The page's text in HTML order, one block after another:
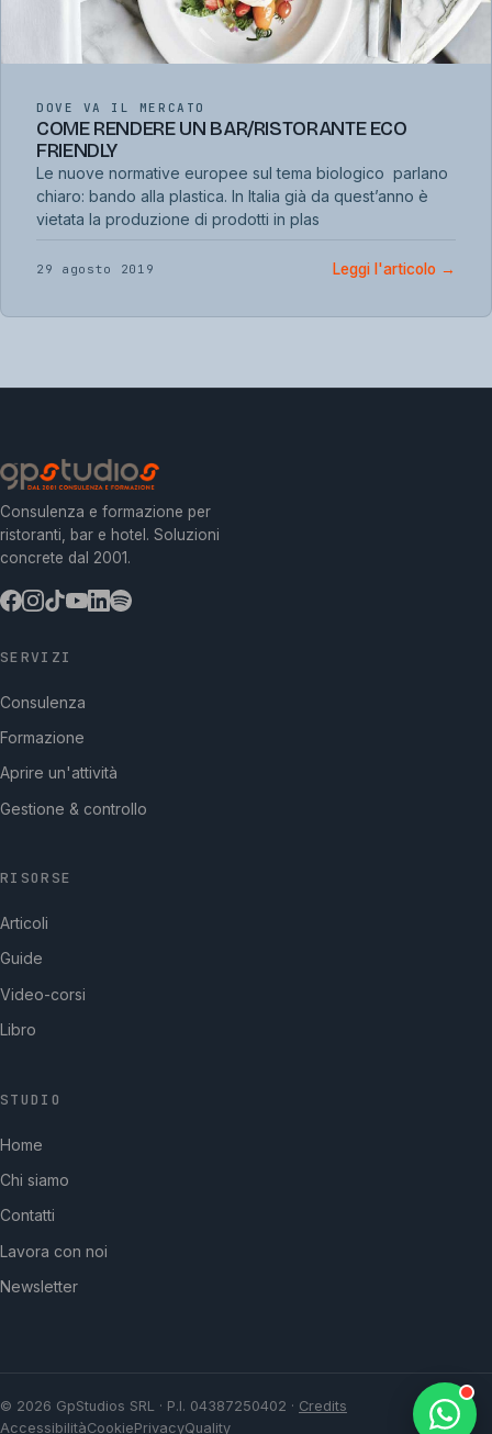
DOVE VA IL MERCATO
COME RENDERE UN BAR/RISTORANTE ECO
FRIENDLY
Le nuove normative europee sul tema biologico parlano
chiaro: bando alla plastica. In Italia già da quest’anno è
vietata la produzione di prodotti in plas
29 agosto 2019 Leggi l'articolo →
Consulenza e formazione per
ristoranti, bar e hotel. Soluzioni
concrete dal 2001.
SERVIZI
Consulenza
Formazione
Aprire un'attività
Gestione & controllo
RISORSE
Articoli
Guide
Video-corsi
Libro
STUDIO
Home
Chi siamo
Contatti
Lavora con noi
Newsletter
© 2026 GpStudios SRL · P.I. 04387250402 · Credits
AccessibilitàCookiePrivacyQuality